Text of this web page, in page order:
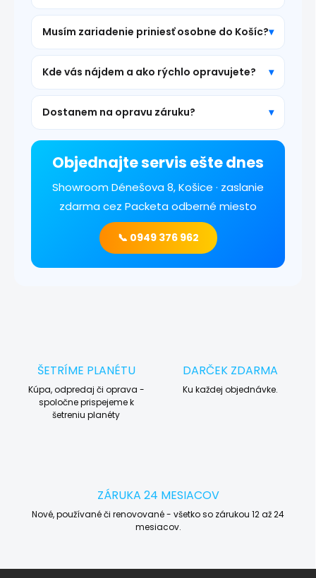
Musím zariadenie priniesť osobne do Košíc?
Kde vás nájdem a ako rýchlo opravujete?
Dostanem na opravu záruku?
Objednajte servis ešte dnes
Showroom Dénešova 8, Košice · zaslanie
zdarma cez Packeta odberné miesto
📞 0949 376 962
ŠETRÍME PLANÉTU
Kúpa, odpredaj či oprava -
spoločne prispejeme k
šetreniu planéty
DARČEK ZDARMA
Ku každej objednávke.
ZÁRUKA 24 MESIACOV
Nové, používané či renovované - všetko so zárukou 12 až 24
mesiacov.